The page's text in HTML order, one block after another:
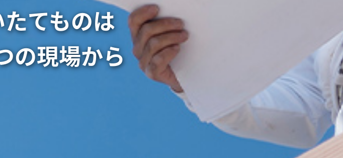
基盤をつくり
しを実現する
てものは
の現場から
心地よさを
宅で